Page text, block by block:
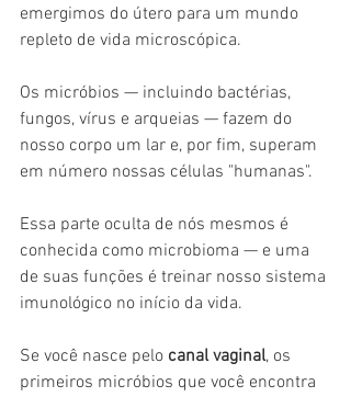
emergimos do útero para um mundo
repleto de vida microscópica.
Os micróbios — incluindo bactérias,
fungos, vírus e arqueias — fazem do
nosso corpo um lar e, por fim, superam
em número nossas células "humanas".
Essa parte oculta de nós mesmos é
conhecida como microbioma — e uma
de suas funções é treinar nosso sistema
imunológico no início da vida.
Se você nasce pelo canal vaginal, os
primeiros micróbios que você encontra